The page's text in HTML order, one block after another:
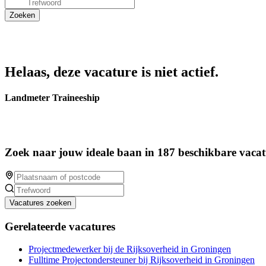
Helaas, deze vacature is niet actief.
Landmeter Traineeship
Zoek naar jouw ideale baan in 187 beschikbare
Vacatures zoeken
Gerelateerde vacatures
Projectmedewerker bij de Rijksoverheid in Groningen
Fulltime Projectondersteuner bij Rijksoverheid in Groningen